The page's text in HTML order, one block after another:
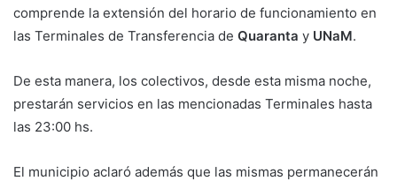
comprende la extensión del horario de funcionamiento en
las Terminales de Transferencia de Quaranta y UNaM.
De esta manera, los colectivos, desde esta misma noche,
prestarán servicios en las mencionadas Terminales hasta
las 23:00 hs.
El municipio aclaró además que las mismas permanecerán